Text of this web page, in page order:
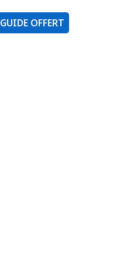
GUIDE OFFERT